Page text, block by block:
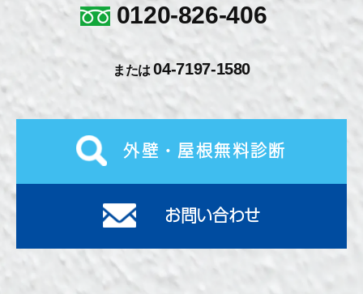
0120-826-406
または04-7197-1580
外壁・屋根無料診断
お問い合わせ